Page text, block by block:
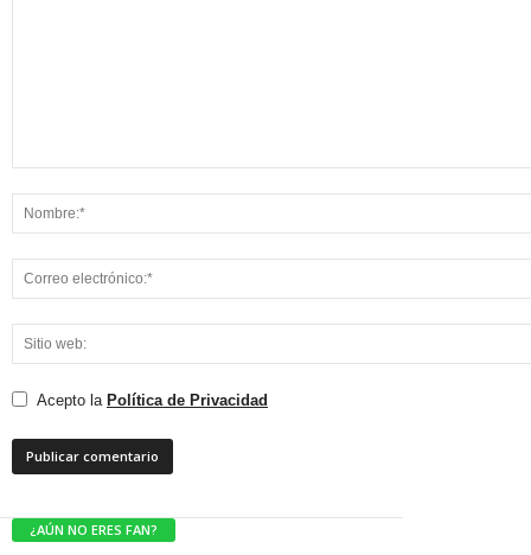
Acepto la Política de Privacidad
¿AÚN NO ERES FAN?